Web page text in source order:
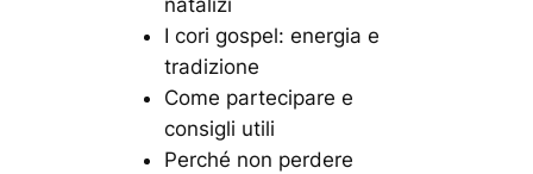
natalizi
I cori gospel: energia e
tradizione
Come partecipare e
consigli utili
Perché non perdere